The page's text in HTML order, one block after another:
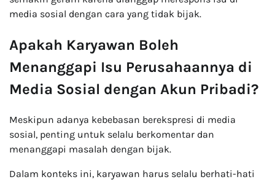
media sosial dengan cara yang tidak bijak.
Apakah Karyawan Boleh
Menanggapi Isu Perusahaannya di
Media Sosial dengan Akun Pribadi?
Meskipun adanya kebebasan berekspresi di media
sosial, penting untuk selalu berkomentar dan
menanggapi masalah dengan bijak.
Dalam konteks ini, karyawan harus selalu berhati-hati